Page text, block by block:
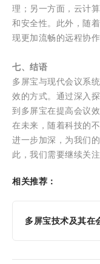
理；另一方面，云计
和安全性。此外，随
现更加流畅的远程协作
七、结语
多屏宝与现代会议系
效的方式。通过深入
到多屏宝在提高会议
在未来，随着科技的
进一步加深，为我们
此，我们需要继续关
相关推荐：
多屏宝技术及其在